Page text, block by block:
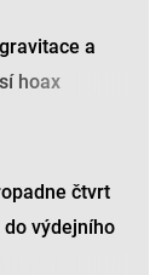
a
hoax
čtvrt
výdejního